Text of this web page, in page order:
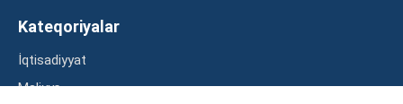
Kateqoriyalar
İqtisadiyyat
Maliyyə